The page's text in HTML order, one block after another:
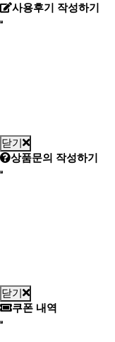
사용후기 작성하기
닫기
상품문의 작성하기
닫기
쿠폰 내역